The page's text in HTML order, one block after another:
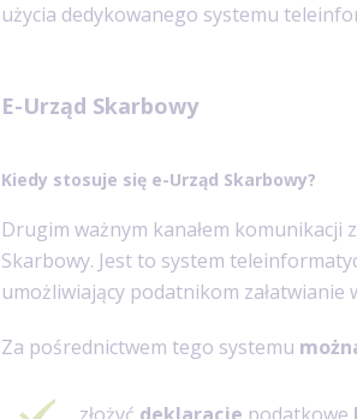
użycia dedykowanego systemu
E-Urząd Skarbowy
Kiedy stosuje się e-Urząd Skarbowy?
Drugim ważnym kanałem
Skarbowy. Jest to system
umożliwiający podatnikom załatwianie
Za pośrednictwem tego systemu